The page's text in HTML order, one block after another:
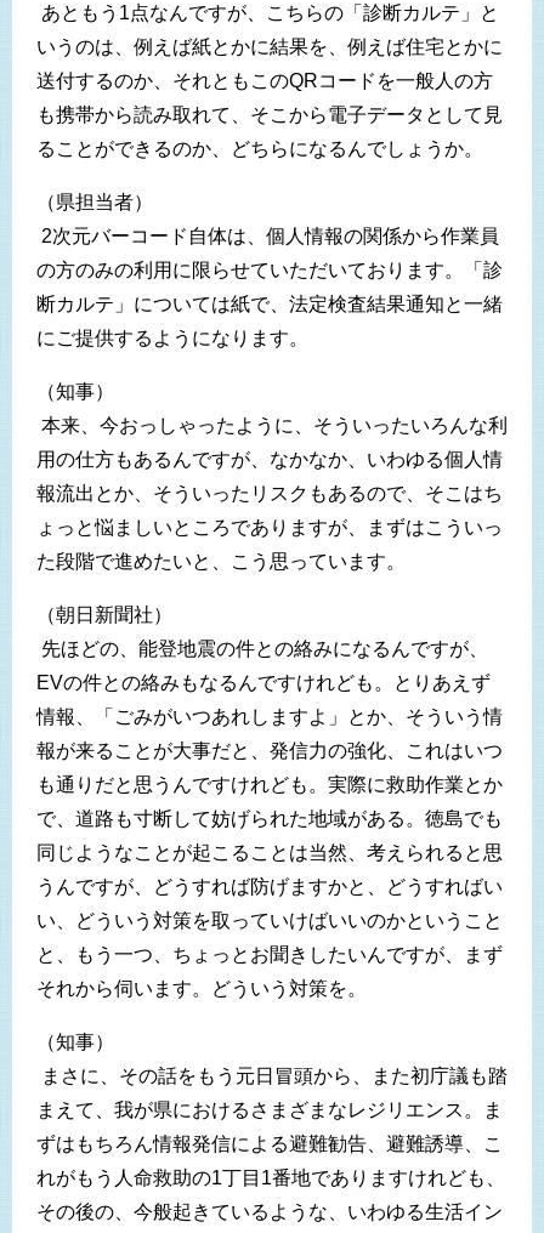
あともう1点なんですが、こちらの「診断カルテ」と
いうのは、例えば紙とかに結果を、例えば住宅とかに
送付するのか、それともこのQRコードを一般人の方
も携帯から読み取れて、そこから電子データとして見
ることができるのか、どちらになるんでしょうか。
（県担当者）
2次元バーコード自体は、個人情報の関係から作業員
の方のみの利用に限らせていただいております。「診
断カルテ」については紙で、法定検査結果通知と一緒
にご提供するようになります。
（知事）
本来、今おっしゃったように、そういったいろんな利
用の仕方もあるんですが、なかなか、いわゆる個人情
報流出とか、そういったリスクもあるので、そこはち
ょっと悩ましいところでありますが、まずはこういっ
た段階で進めたいと、こう思っています。
（朝日新聞社）
先ほどの、能登地震の件との絡みになるんですが、
EVの件との絡みもなるんですけれども。とりあえず
情報、「ごみがいつあれしますよ」とか、そういう情
報が来ることが大事だと、発信力の強化、これはいつ
も通りだと思うんですけれども。実際に救助作業とか
で、道路も寸断して妨げられた地域がある。徳島でも
同じようなことが起こることは当然、考えられると思
うんですが、どうすれば防げますかと、どうすればい
い、どういう対策を取っていけばいいのかということ
と、もう一つ、ちょっとお聞きしたいんですが、まず
それから伺います。どういう対策を。
（知事）
まさに、その話をもう元日冒頭から、また初庁議も踏
まえて、我が県におけるさまざまなレジリエンス。ま
ずはもちろん情報発信による避難勧告、避難誘導、こ
れがもう人命救助の1丁目1番地でありますけれども、
その後の、今般起きているような、いわゆる生活イン